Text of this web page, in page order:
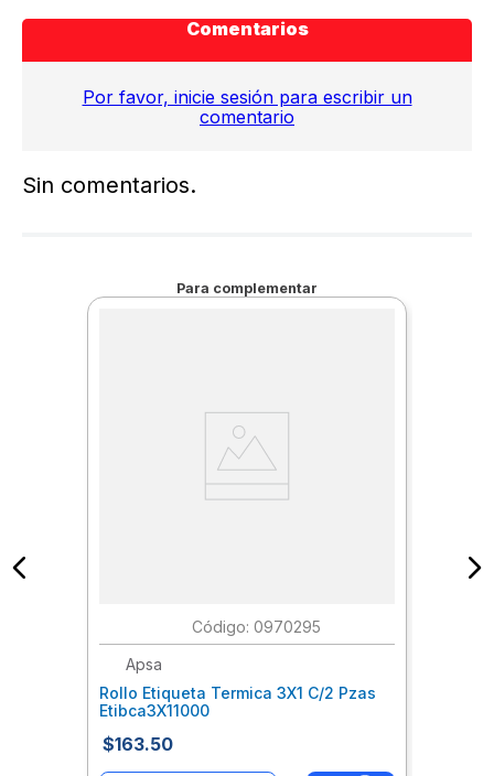
Comentarios
Por favor, inicie sesión para escribir un
comentario
Sin comentarios.
Para complementar
: 0970295
Apsa
Rollo Etiqueta Termica 3X1 C/2 Pzas
Etibca3X11000
$163.50